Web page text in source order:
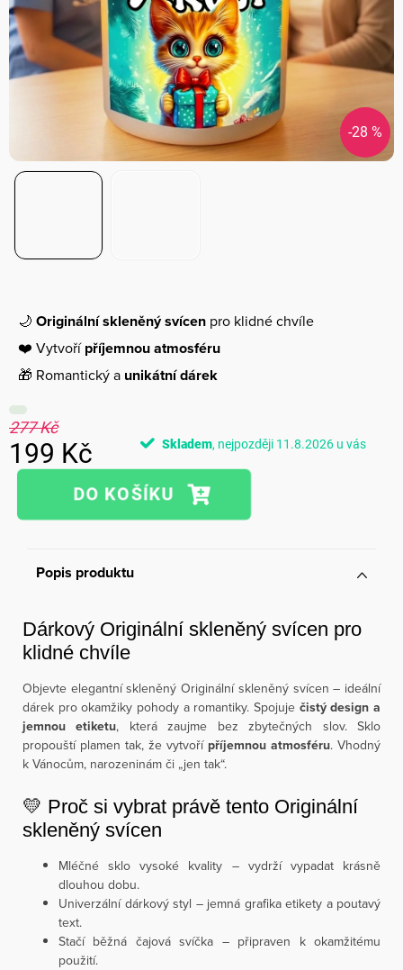
-28 %
🌙 Originální skleněný svícen pro klidné chvíle
❤️ Vytvořípříjemnou atmosféru
🎁 Romantický a unikátní dárek
277 Kč
199 Kč
Měrná
Skladem 11.8.2026
Popis produktu
Dárkový Originální skleněný svícen pro
klidné chvíle
Objevte elegantní skleněný Originální skleněný svícen – ideální
dárek pro okamžiky pohody a romantiky. Spojuje čistý design a
jemnou etiketu, která zaujme bez zbytečných slov. Sklo
propouští plamen tak, že vytvoří příjemnou atmosféru. Vhodný
k Vánocům, narozeninám či „jen tak“.
💛 Proč si vybrat právě tento Originální
skleněný svícen
Mléčné sklo vysoké kvality – vydrží vypadat krásně
dlouhou dobu.
Univerzální dárkový styl – jemná grafika etikety a poutavý
text.
Stačí běžná čajová svíčka – připraven k okamžitému
použití.